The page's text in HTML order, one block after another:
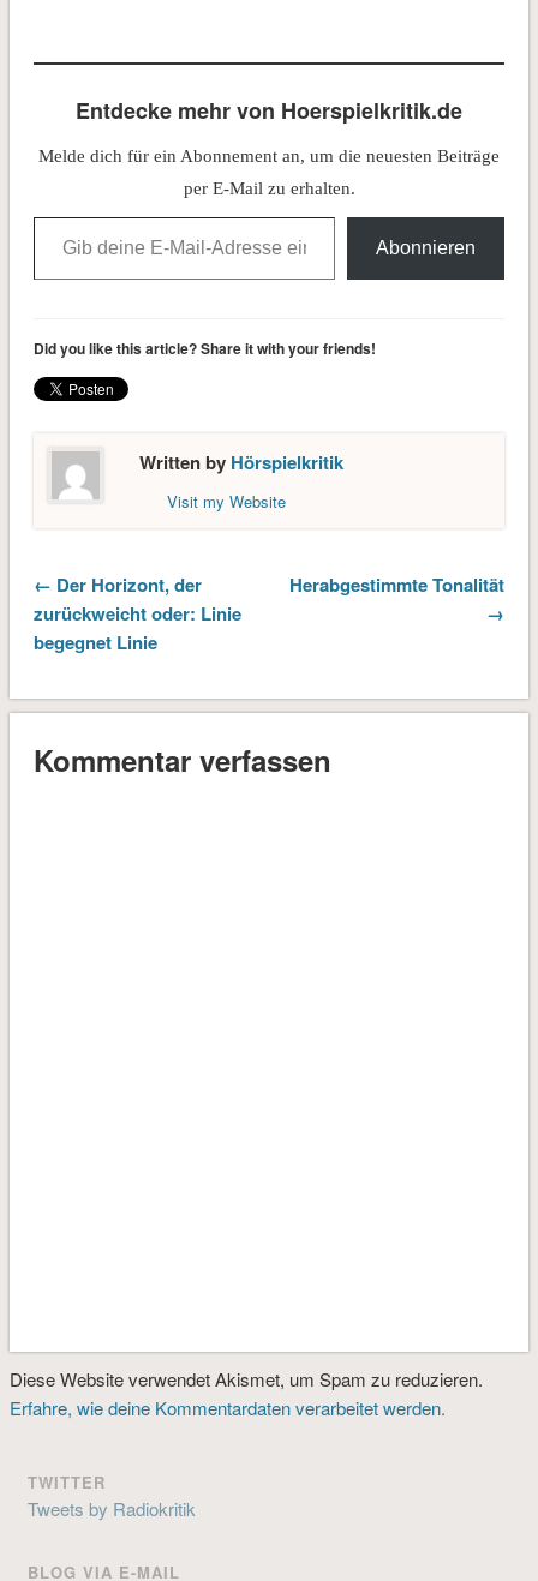
Entdecke mehr von Hoerspielkritik.de
Melde dich für ein Abonnement an, um die neuesten Beiträge
per E-Mail zu erhalten.
Gib deine E-Mail-Adresse ein ...
Abonnieren
Did you like this article? Share it with your friends!
Written by Hörspielkritik
Visit my Website
← Der Horizont, der
zurückweicht oder: Linie
begegnet Linie
Herabgestimmte Tonalität
→
Kommentar verfassen
Diese Website verwendet Akismet, um Spam zu reduzieren.
Erfahre, wie deine Kommentardaten verarbeitet werden.
TWITTER
Tweets by Radiokritik
BLOG VIA E-MAIL